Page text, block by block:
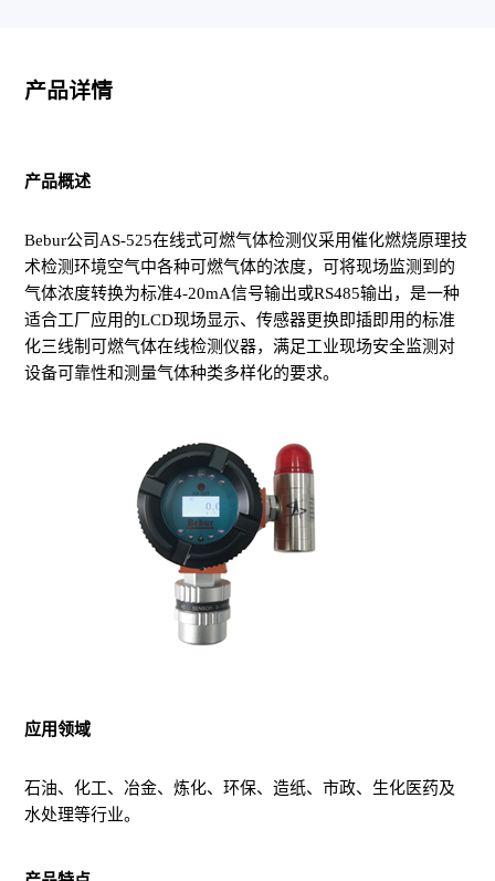
产品详情
产品概述
Bebur公司AS-525在线式可燃气体检测仪采用催化燃烧原理技
术检测环境空气中各种可燃气体的浓度，可将现场监测到的
气体浓度转换为标准4-20mA信号输出或RS485输出，是一种
适合工厂应用的LCD现场显示、传感器更换即插即用的标准
化三线制可燃气体在线检测仪器，满足工业现场安全监测对
设备可靠性和测量气体种类多样化的要求。
应用领域
石油、化工、冶金、炼化、环保、造纸、市政、生化医药及
水处理等行业。